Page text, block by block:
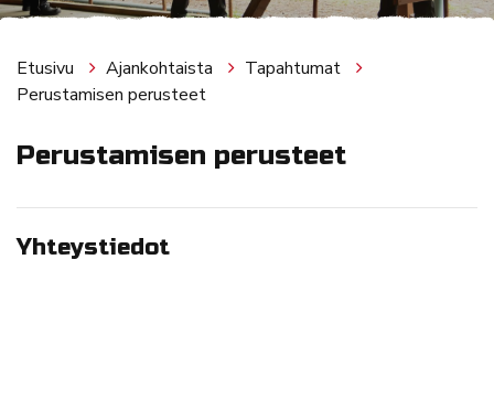
Etusivu Ajankohtaista
Tapahtumat
Perustamisen perusteet
Perustamisen perusteet
Yhteystiedot